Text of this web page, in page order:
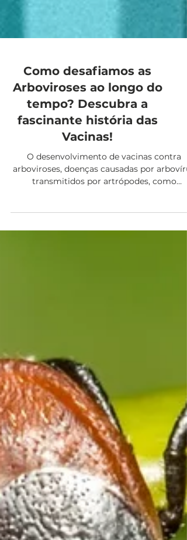
Como desafiamos as
Arboviroses ao longo do
tempo? Descubra a
fascinante história das
Vacinas!
O desenvolvimento de vacinas contra
arboviroses, doenças causadas por